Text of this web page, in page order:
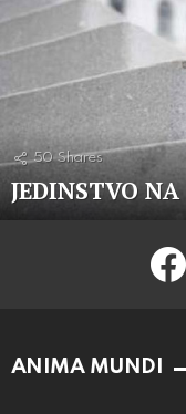
50 Shares
JEDINSTVO NA
ANIMA MUNDI